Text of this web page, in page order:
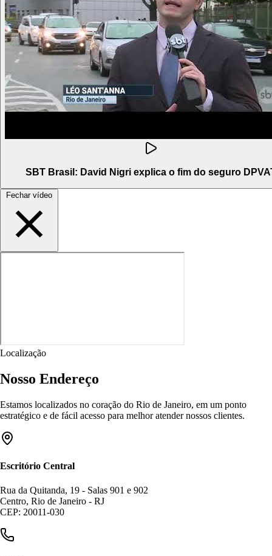
SBT Brasil: David Nigri explica o fim do seguro
Fechar vídeo
Localização
Nosso Endereço
Estamos localizados no coração do Rio de Janeiro, em um ponto
estratégico e de fácil acesso para melhor atender nossos clientes.
Escritório Central
Rua da Quitanda, 19 - Salas 901 e 902
Centro, Rio de Janeiro - RJ
CEP: 20011-030